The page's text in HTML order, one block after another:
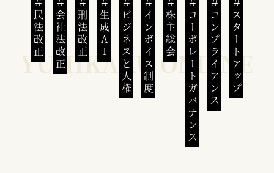
民法改正 会社法改正 刑法改正 生成AI ビジネスと人権インボイス制度 株主総会 コーポレートガバナンスコンプライアンススタートアップ